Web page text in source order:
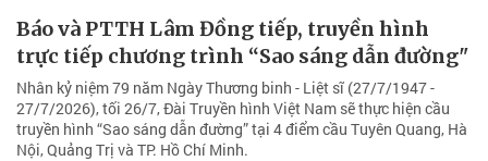
Báo và PTTH Lâm Đồng tiếp, truyền hình
trực tiếp chương trình “Sao sáng dẫn đường"
Nhân kỷ niệm 79 năm Ngày Thương binh - Liệt sĩ (27/7/1947 -
27/7/2026), tối 26/7, Đài Truyền hình Việt Nam sẽ thực hiện cầu
truyền hình “Sao sáng dẫn đường” tại 4 điểm cầu Tuyên Quang, Hà
Nội, Quảng Trị và TP. Hồ Chí Minh.